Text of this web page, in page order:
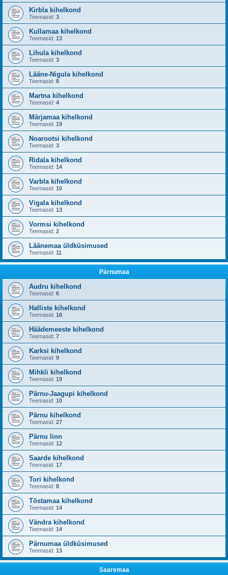
Kirbla kihelkond
Teemasid: 3
Kullamaa kihelkond
Teemasid: 13
Lihula kihelkond
Teemasid: 3
Lääne-Nigula kihelkond
Teemasid: 8
Martna kihelkond
Teemasid: 4
Märjamaa kihelkond
Teemasid: 19
Noarootsi kihelkond
Teemasid: 3
Ridala kihelkond
Teemasid: 14
Varbla kihelkond
Teemasid: 10
Vigala kihelkond
Teemasid: 13
Vormsi kihelkond
Teemasid: 2
Läänemaa üldküsimused
Teemasid: 11
Pärnumaa
Audru kihelkond
Teemasid: 6
Halliste kihelkond
Teemasid: 18
Häädemeeste kihelkond
Teemasid: 7
Karksi kihelkond
Teemasid: 9
Mihkli kihelkond
Teemasid: 19
Pärnu-Jaagupi kihelkond
Teemasid: 10
Pärnu kihelkond
Teemasid: 27
Pärnu linn
Teemasid: 12
Saarde kihelkond
Teemasid: 17
Tori kihelkond
Teemasid: 8
Tõstamaa kihelkond
Teemasid: 14
Vändra kihelkond
Teemasid: 14
Pärnumaa üldküsimused
Teemasid: 13
Saaremaa